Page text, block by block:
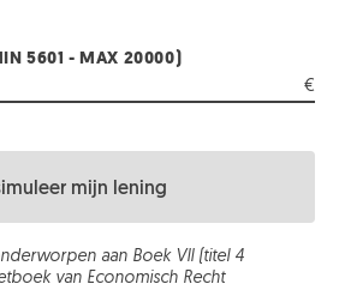
5601 - MAX 20000)
€
mijn lening
aan Boek VII (titel 4
van Economisch Recht